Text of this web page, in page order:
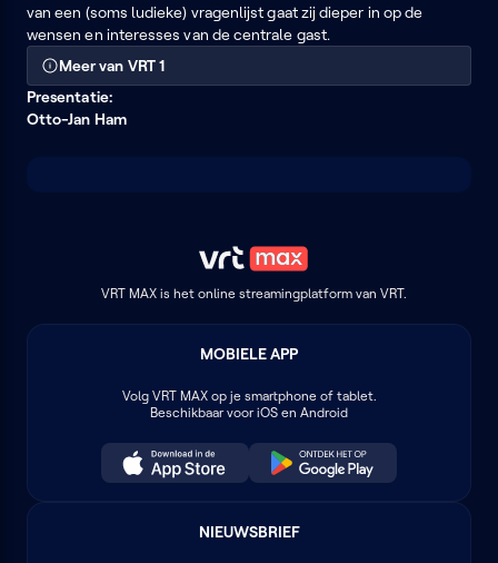
van een (soms ludieke) vragenlijst gaat zij dieper in op de
wensen en interesses van de centrale gast.
Meer van VRT 1
Presentatie:
Otto-Jan Ham
VRT MAX is het online streamingplatform van VRT.
MOBIELE APP
Volg VRT MAXop je smartphone of tablet.
Beschikbaar voor iOS en Android
NIEUWSBRIEF